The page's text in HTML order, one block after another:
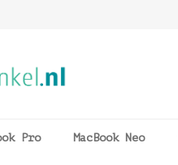
Pro MacBook Neo